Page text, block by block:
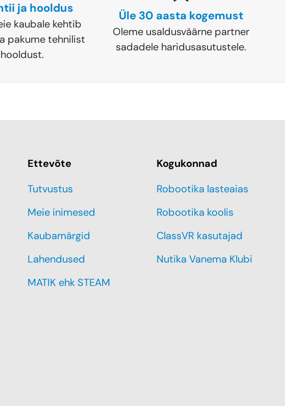
ja hooldus
kaubale kehtib
pakume tehnilist
hooldust.
Üle 30 aasta kogemust
Oleme usaldusväärne partner
sadadele haridusasutustele.
Ettevõte
Tutvustus
Meie inimesed
Kaubamärgid
Lahendused
MATIK ehk STEAM
Kogukonnad
Robootika lasteaias
Robootika koolis
ClassVR kasutajad
Nutika Vanema Klubi